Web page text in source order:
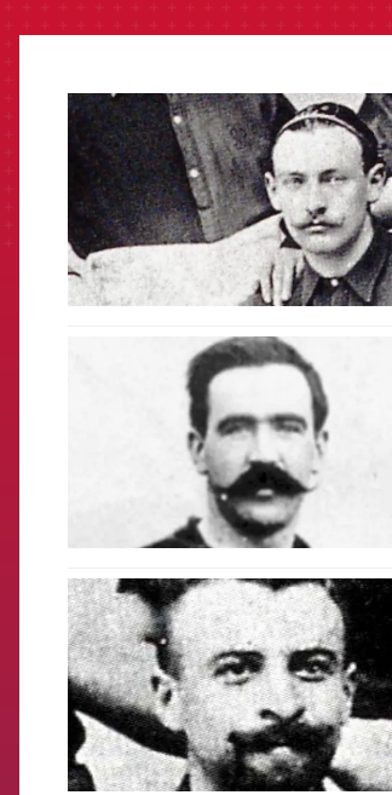
FCB Barcelona badge
FCB Barcelona badge
FCB Barcelona badge